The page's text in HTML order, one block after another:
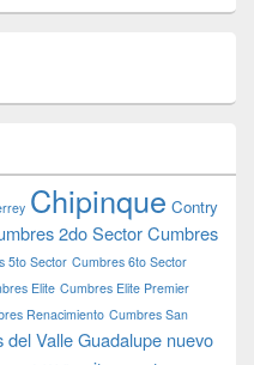
Chipinque Contry
2do SectorCumbres
5to Sector Cumbres 6to Sector
Elite Cumbres Elite Premier
Renacimiento Cumbres San
del ValleGuadalupe nuevo